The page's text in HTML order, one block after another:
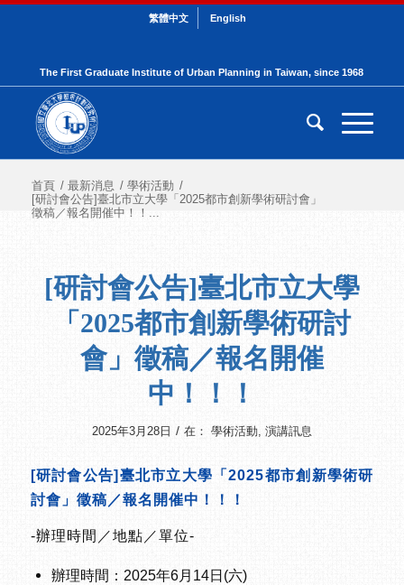
繁體中文 English
The First Graduate Institute of Urban Planning in Taiwan, since 1968
首頁 / 最新消息 / 學術活動 /
[研討會公告]臺北市立大學「2025都市創新學術研討會」
徵稿／報名開催中！！...
[研討會公告]臺北市立大學
「2025都市創新學術研討
會」徵稿／報名開催
中！！！
2025年3月28日 / 在： 學術活動, 演講訊息
[研討會公告]臺北市立大學「2025都市創新學術研
討會」徵稿／報名開催中！！！
-辦理時間／地點／單位-
辦理時間：2025年6月14日(六)